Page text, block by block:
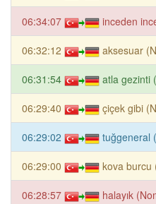
06:34:07 inceden
06:32:12 aksesuar
06:31:54 atla gezinti
06:29:40 çiçek gibi
06:29:02 tuğgeneral
06:29:00 kova burcu
06:28:57 halayık